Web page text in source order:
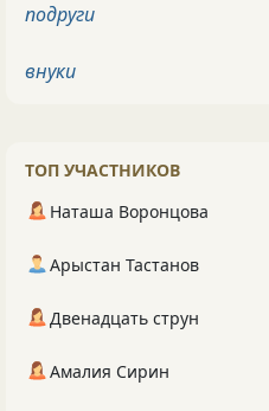
подруги
внуки
ТОП УЧАСТНИКОВ
Наташа Воронцова
Арыстан Тастанов
Двенадцать струн
Амалия Сирин